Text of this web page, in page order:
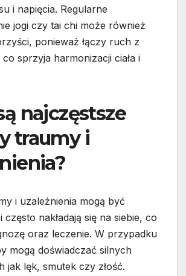
i napięcia. Regularne
jogi czy tai chi może również
ponieważ łączy ruch z
sprzyja harmonizacji ciała i
najczęstsze
traumy i
i uzależnienia mogą być
nakładają się na siebie, co
oraz leczenie. W przypadku
mogą doświadczać silnych
jak lęk, smutek czy złość.